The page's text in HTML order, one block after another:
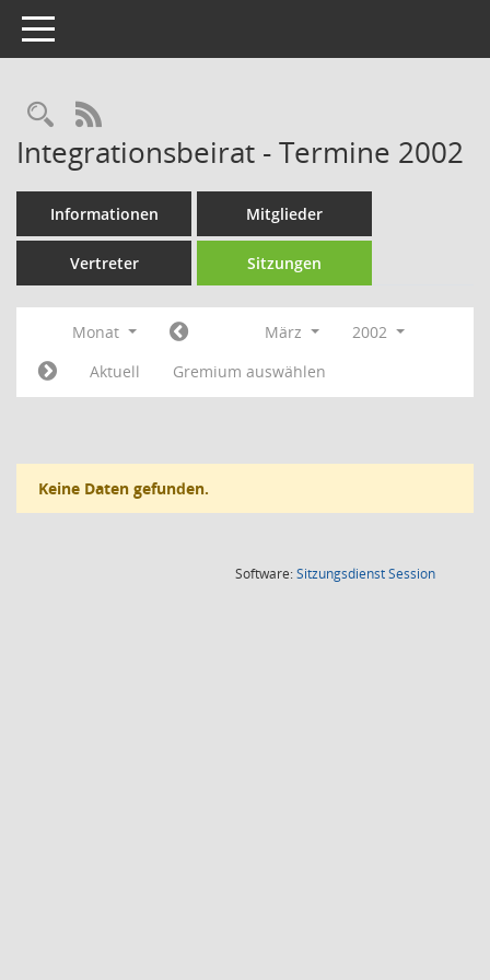
Toggle navigation
Rechercheauswahl
RSS-Feed
Integrationsbeirat - Termine 2002
Informationen Mitglieder
Vertreter Sitzungen
Monat März
2002
Aktuell
Gremium auswählen
Keine Daten gefunden.
Software:SitzungsdienstSession(Wird in